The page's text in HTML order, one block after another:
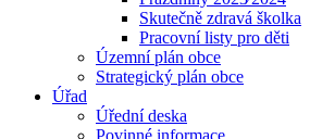
Skutečně zdravá školka
Pracovní listy pro děti
Územní plán obce
Strategický plán obce
Úřad
Úřední deska
Povinné informace